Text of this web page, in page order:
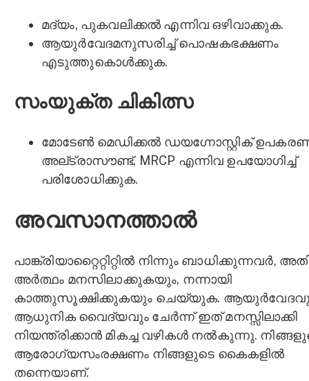
മദ്യം, പുകവലിക്കൽ എന്നിവ ഒഴിവാക്കുക.
ആയുര്‍വേദമനുസരിച്ച് പൊഷകഭക്ഷണം
എടുത്തുകൊൾക്കുക.
സംയുക്ത ചികിത്സ
മോടേൺ മെഡിക്കൽ ഡയഗ്നോസ്റ്റിക്
അല്ട്രാസൗണ്ട്, MRCP എന്നിവ ഉപയോഗിച്ച്
പരിശോധിക്കുക.
അവസാനത്താൽ
പാങ്ക്രിയാറ്റൈറ്റിറ്റിൽ നിന്നും ബാധിക്കുന്നവർ,
അർത്ഥം മനസിലാക്കുകയും, നന്നായി
കാത്തുസൂക്ഷിക്കുകയും ചെയ്യുക.
ആധുനിക വൈദ്യവും ചേർന്ന് ഇത് മനസ്സിലാക്കി
നിയന്ത്രിക്കാൻ മികച്ച വഴികൾ നൽകുന്നു.
ആരോഗ്യസംരക്ഷണം നിങ്ങളുടെ കൈകളിൽ
തന്നെയാണ്.